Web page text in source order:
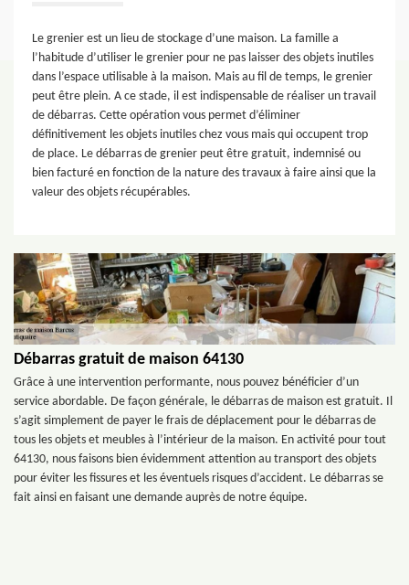
Le grenier est un lieu de stockage d’une maison. La famille a
l’habitude d’utiliser le grenier pour ne pas laisser des objets inutiles
dans l’espace utilisable à la maison. Mais au fil de temps, le grenier
peut être plein. A ce stade, il est indispensable de réaliser un travail
de débarras. Cette opération vous permet d’éliminer
définitivement les objets inutiles chez vous mais qui occupent trop
de place. Le débarras de grenier peut être gratuit, indemnisé ou
bien facturé en fonction de la nature des travaux à faire ainsi que la
valeur des objets récupérables.
Débarras gratuit de maison 64130
Grâce à une intervention performante, nous pouvez bénéficier d’un
service abordable. De façon générale, le débarras de maison est gratuit. Il
s’agit simplement de payer le frais de déplacement pour le débarras de
tous les objets et meubles à l’intérieur de la maison. En activité pour tout
64130, nous faisons bien évidemment attention au transport des objets
pour éviter les fissures et les éventuels risques d’accident. Le débarras se
fait ainsi en faisant une demande auprès de notre équipe.